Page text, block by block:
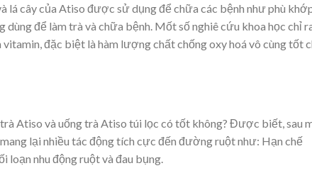
lá cây của Atiso được sử dụng để chữa các bệnh như phù
để làm trà và chữa bệnh. Mốt số nghiê cứu khoa học chỉ
đặc biệt là hàm lượng chất chống oxy hoá vô cùng tốt
Atiso và uống trà Atiso túi lọc có tốt không? Được biết, sau
lại nhiều tác động tích cực đến đường ruột như: Hạn chế
nhu động ruột và đau bụng.